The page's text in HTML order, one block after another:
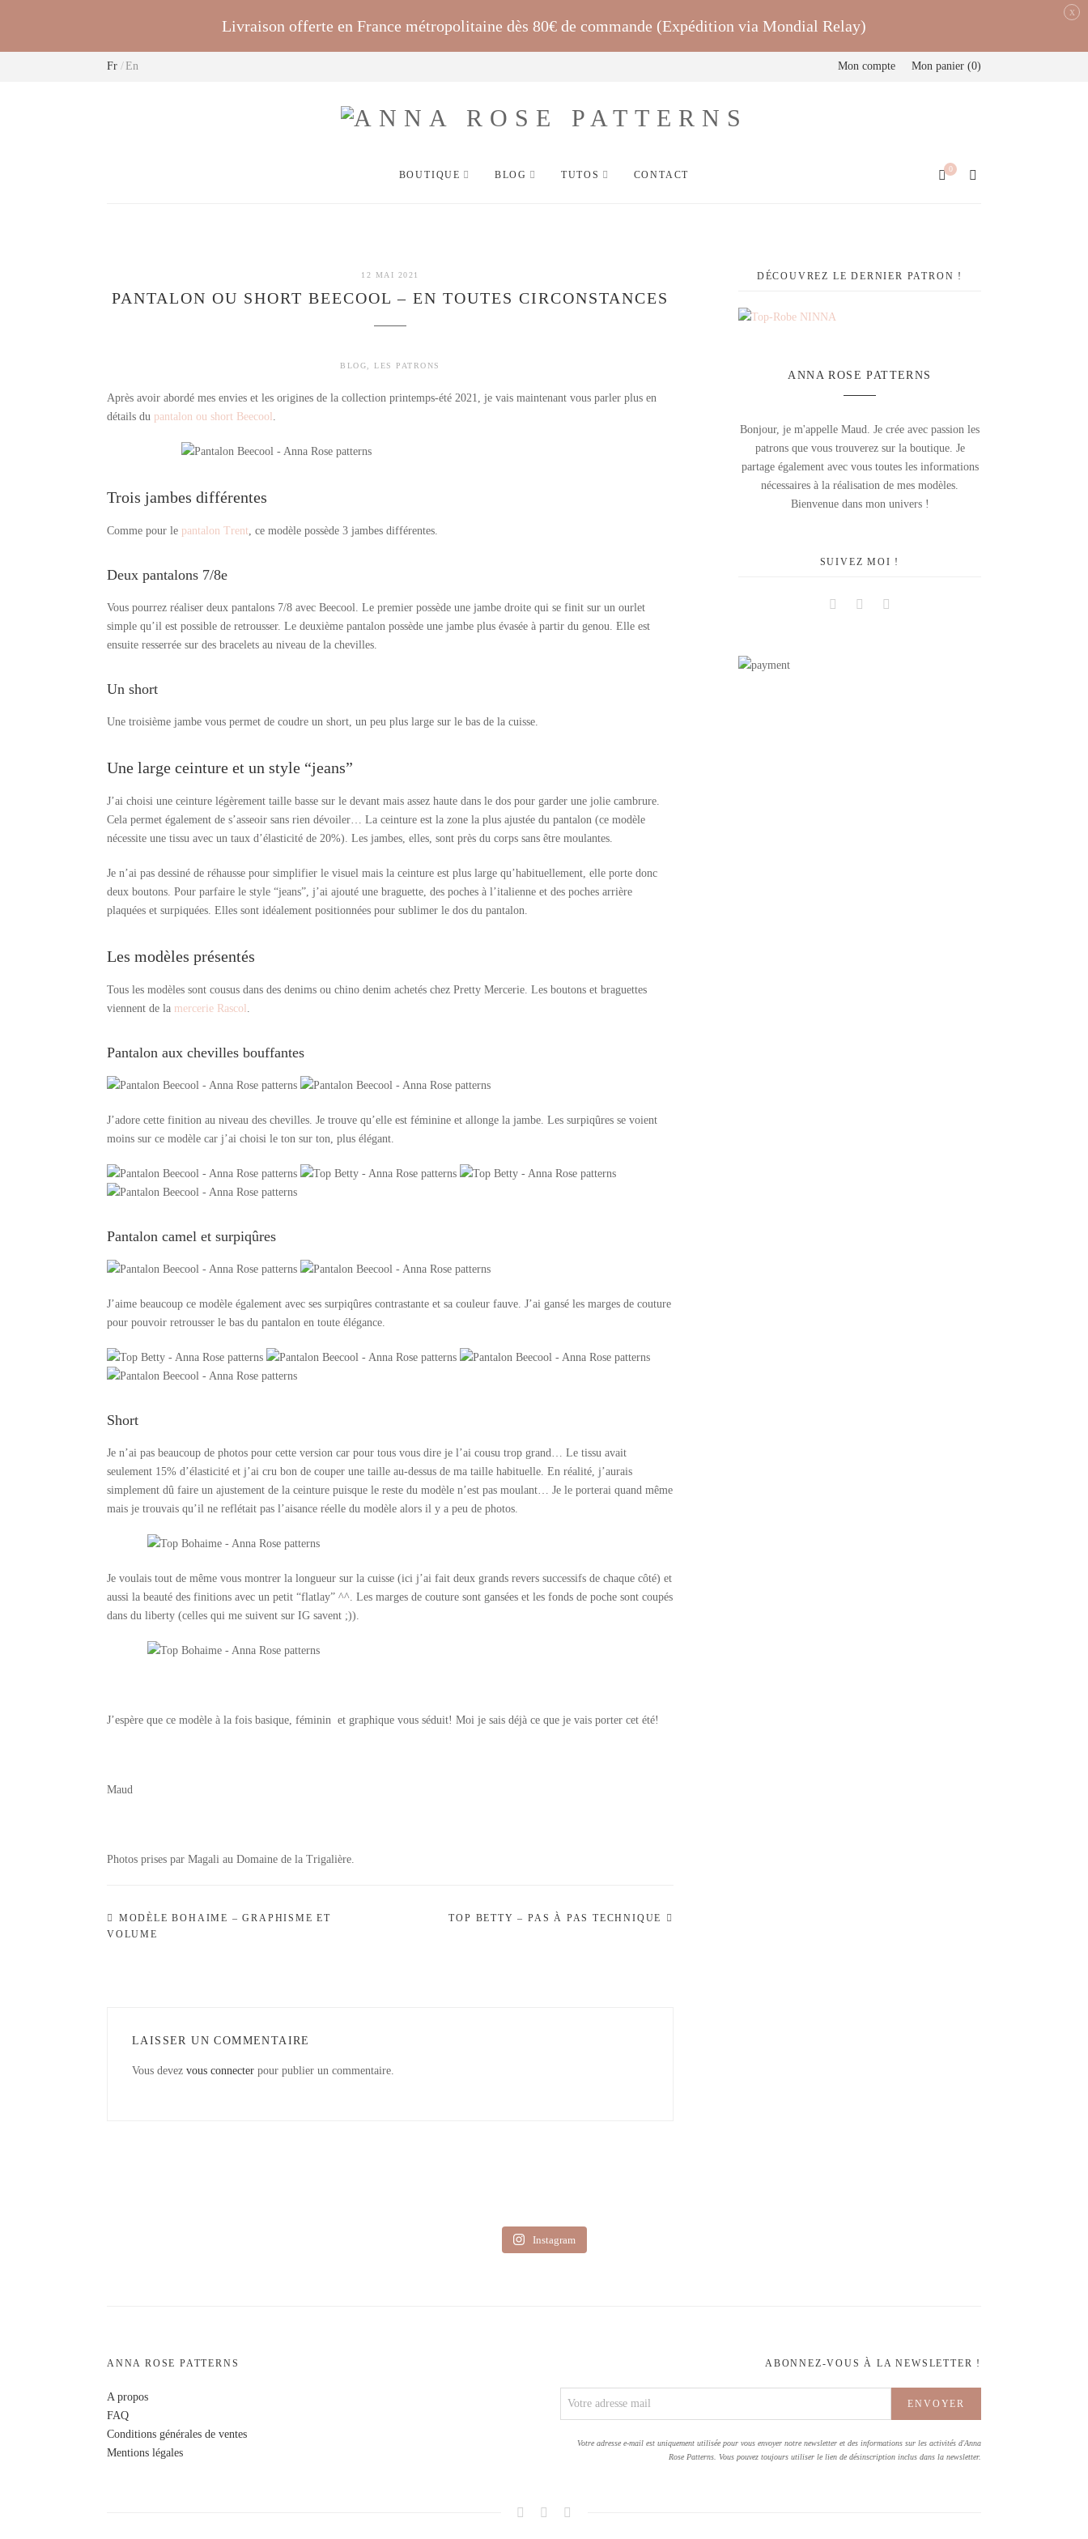
Fr En Mon compte Mon panier 0
BOUTIQUE BLOG TUTOS CONTACT
0
12 MAI 2021
PANTALON OU SHORT BEECOOL – EN TOUTES CIRCONSTANCES
BLOG ,LES PATRONS
Après avoir abordé mes envies et les origines de la collection printemps-été 2021, je vais maintenant vous parler plus en
détails du pantalon ou short Beecool .
Trois jambes différentes
Comme pour le pantalon Trent, ce modèle possède 3 jambes différentes.
Deux pantalons 7/8e
Vous pourrez réaliser deux pantalons 7/8 avec Beecool. Le premier possède une jambe droite qui se finit sur un ourlet
simple qu’il est possible de retrousser. Le deuxième pantalon possède une jambe plus évasée à partir du genou. Elle est
ensuite resserrée sur des bracelets au niveau de la chevilles.
Un short
Une troisième jambe vous permet de coudre un short, un peu plus large sur le bas de la cuisse.
Une large ceinture et un style “jeans”
J’ai choisi une ceinture légèrement taille basse sur le devant mais assez haute dans le dos pour garder une jolie cambrure.
Cela permet également de s’asseoir sans rien dévoiler… La ceinture est la zone la plus ajustée du pantalon (ce modèle
nécessite une tissu avec un taux d’élasticité de 20%). Les jambes, elles, sont près du corps sans être moulantes.
Je n’ai pas dessiné de réhausse pour simplifier le visuel mais la ceinture est plus large qu’habituellement, elle porte donc
deux boutons. Pour parfaire le style “jeans”, j’ai ajouté une braguette, des poches à l’italienne et des poches arrière
plaquées et surpiquées. Elles sont idéalement positionnées pour sublimer le dos du pantalon.
Les modèles présentés
Tous les modèles sont cousus dans des denims ou chino denim achetés chez Pretty Mercerie. Les boutons et braguettes
viennent de la mercerie Rascol .
Pantalon aux chevilles bouffantes
J’adore cette finition au niveau des chevilles. Je trouve qu’elle est féminine et allonge la jambe. Les surpiqûres se voient
moins sur ce modèle car j’ai choisi le ton sur ton, plus élégant.
Pantalon camel et surpiqûres
J’aime beaucoup ce modèle également avec ses surpiqûres contrastante et sa couleur fauve. J’ai gansé les marges de couture
pour pouvoir retrousser le bas du pantalon en toute élégance.
Short
Je n’ai pas beaucoup de photos pour cette version car pour tous vous dire je l’ai cousu trop grand… Le tissu avait
seulement 15% d’élasticité et j’ai cru bon de couper une taille au-dessus de ma taille habituelle. En réalité, j’aurais
simplement dû faire un ajustement de la ceinture puisque le reste du modèle n’est pas moulant… Je le porterai quand même
mais je trouvais qu’il ne reflétait pas l’aisance réelle du modèle alors il y a peu de photos.
Je voulais tout de même vous montrer la longueur sur la cuisse (ici j’ai fait deux grands revers successifs de chaque côté) et
aussi la beauté des finitions avec un petit “flatlay” ^^. Les marges de couture sont gansées et les fonds de poche sont coupés
dans du liberty (celles qui me suivent sur IG savent ;)).
J’espère que ce modèle à la fois basique, féminin et graphique vous séduit! Moi je sais déjà ce que je vais porter cet été!
Maud
Photos prises par Magali au Domaine de la Trigalière.
TOP BETTY – PAS À PAS TECHNIQUE
MODÈLE BOHAIME – GRAPHISME ET
VOLUME
LAISSER UN COMMENTAIRE
Vous devez vous connecter pour publier un commentaire.
DÉCOUVREZ LE DERNIER PATRON !
ANNA ROSE PATTERNS
Bonjour, je m'appelle Maud. Je crée avec passion les
patrons que vous trouverez sur la boutique. Je
partage également avec vous toutes les informations
nécessaires à la réalisation de mes modèles.
Bienvenue dans mon univers !
SUIVEZ MOI !
FacebookInstagram
Instagram
ANNA ROSE PATTERNS
A propos
FAQ
Conditions générales de ventes
Mentions légales
ABONNEZ-VOUS À LA NEWSLETTER !
Votre adresse e-mail est uniquement utilisée pour vous envoyer notre newsletter et des informations sur les activités d'Anna
Rose Patterns. Vous pouvez toujours utiliser le lien de désinscription inclus dans la newsletter.
Livraison offerte en France métropolitaine dès 80€ de commande (Expédition via Mondial Relay)
x